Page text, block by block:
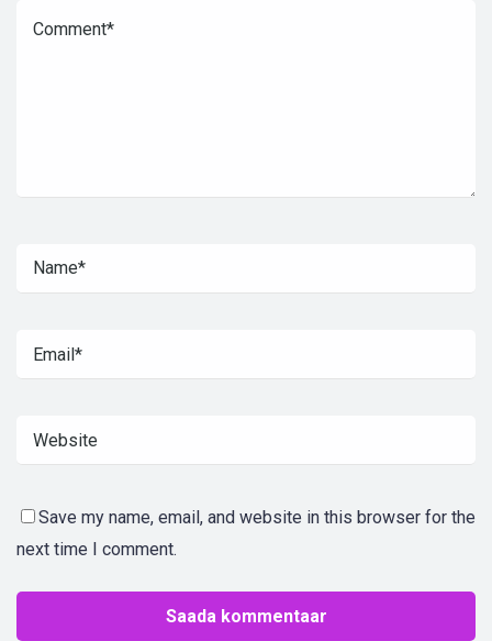
Save my name, email, and website in this browser for the
next time I comment.